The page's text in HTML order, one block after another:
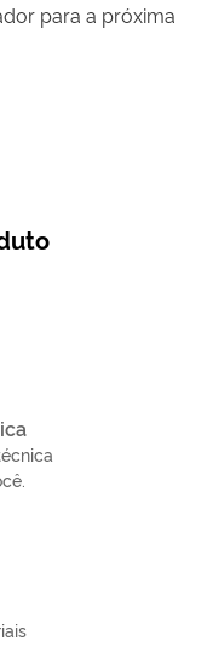
para a próxima